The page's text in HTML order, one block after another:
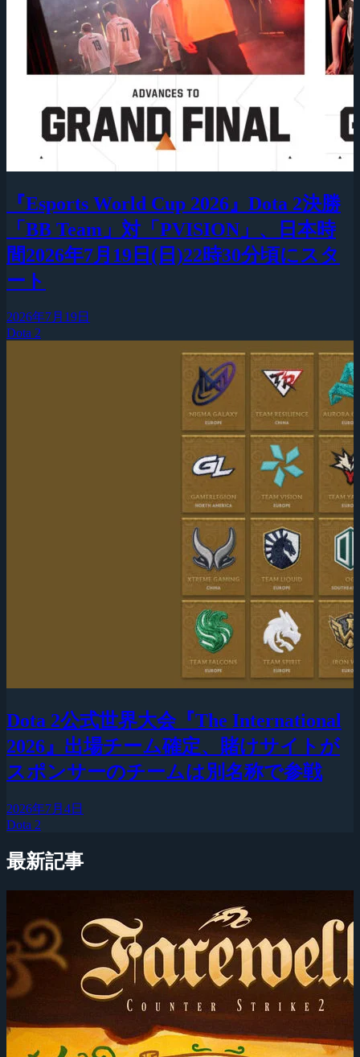
『Esports World Cup 2026』Dota 2決勝
「BB Team」対「PVISION」、日本時
間2026年7月19日(日)22時30分頃にスタ
ート
2026年7月19日
Dota 2
Dota 2公式世界大会『The International
2026』出場チーム確定、賭けサイトが
スポンサーのチームは別名称で参戦
2026年7月4日
Dota 2
最新記事